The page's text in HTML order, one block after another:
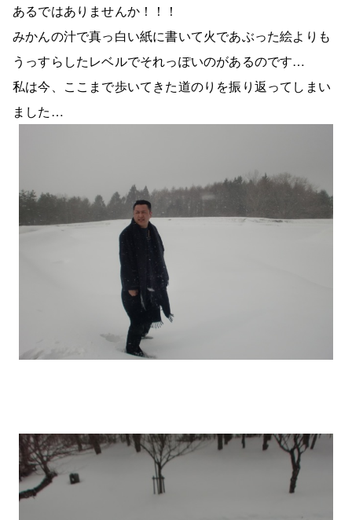
あるではありませんか！！！
みかんの汁で真っ白い紙に書いて火であぶった絵よりも
うっすらしたレベルでそれっぽいのがあるのです…
私は今、ここまで歩いてきた道のりを振り返ってしまい
ました…